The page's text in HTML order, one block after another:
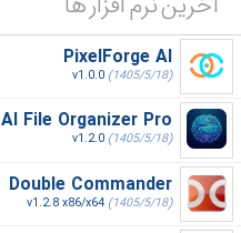
PixelForge AI
v1.0.0 (1405/5/18)
AI File Organizer Pro
v1.2.0 (1405/5/18)
Double Commander
v1.2.8 x86/x64 (1405/5/18)